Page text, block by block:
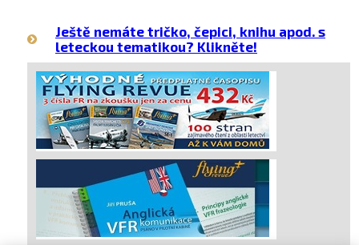
Ještě nemáte tričko, čepici, knihu apod. s
leteckou tematikou? Klikněte!